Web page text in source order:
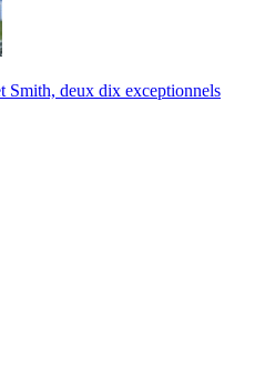
Smith, deux dix exceptionnels